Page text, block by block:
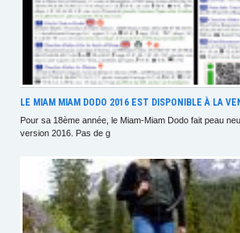
LE MIAM MIAM DODO 2016 EST DISPONIBLE À LA
Pour sa 18ème année, le Miam-Miam Dodo fait peau
version 2016. Pas de g